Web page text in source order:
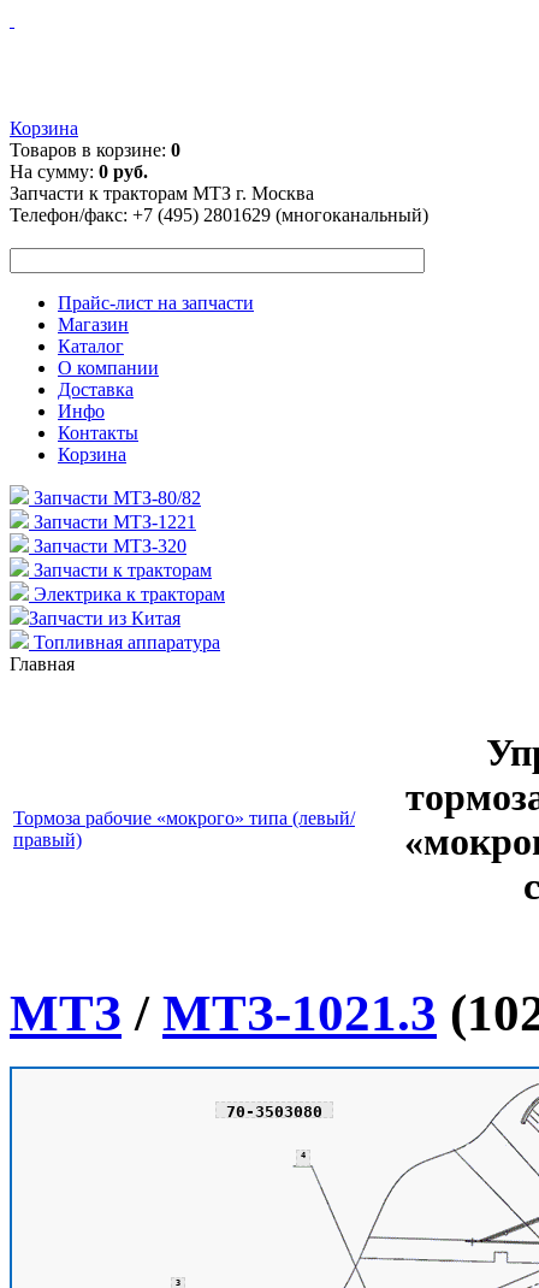
Корзина
Товаров в корзине: 0
На сумму: 0 руб.
Запчасти к тракторам МТЗ г. Москва
Телефон/факс: +7 (495) 2801629 (многоканальный)
Прайс-лист на запчасти
Магазин
Каталог
О компании
Доставка
Инфо
Контакты
Корзина
Запчасти МТЗ-80/82
Запчасти МТЗ-1221
Запчасти МТЗ-320
Запчасти к тракторам
Электрика к тракторам
Запчасти из Китая
Топливная аппаратура
Главная
Тормоза рабочие «мокрого» типа (левый/
правый)
МТЗ / МТЗ-1021.3
70-3503080
3
4